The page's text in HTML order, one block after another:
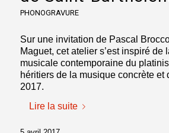
PHONOGRAVURE
Sur une invitation de Pascal
Maguet, cet atelier s’est inspiré de
musicale contemporaine du
héritiers de la musique concrète et
2017.
Lire la suite